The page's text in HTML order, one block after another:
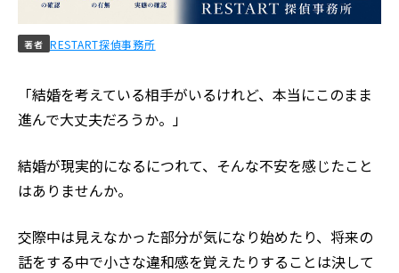
著者 RESTART探偵事務所
「結婚を考えている相手がいるけれど、本当にこのまま
進んで大丈夫だろうか。」
結婚が現実的になるにつれて、そんな不安を感じたこと
はありませんか。
交際中は見えなかった部分が気になり始めたり、将来の
話をする中で小さな違和感を覚えたりすることは決して